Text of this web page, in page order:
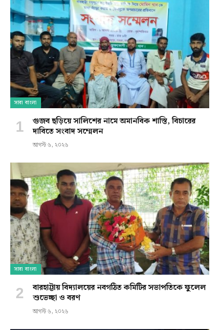
সারা বাংলা
গুজব ছড়িয়ে সালিশের নামে অমানবিক শাস্তি, বিচারের
দাবিতে সংবাদ সম্মেলন
আগস্ট ৬, ২০২৬
সারা বাংলা
বারহাট্টায় বিদ্যালয়ের নবগঠিত কমিটির সভাপতিকে ফুলেল
শুভেচ্ছা ও বরণ
আগস্ট ৬, ২০২৬